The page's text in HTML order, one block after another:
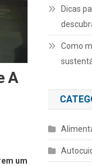
A
um
Dicas
Como